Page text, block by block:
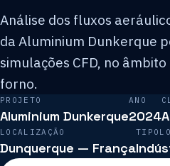
Análise dos fluxos
da Aluminium Dunkerque
simulações CFD, no
forno.
PROJETO
Aluminium Dunkerque
ANO
2024
LOCALIZAÇÃO
Dunquerque — França